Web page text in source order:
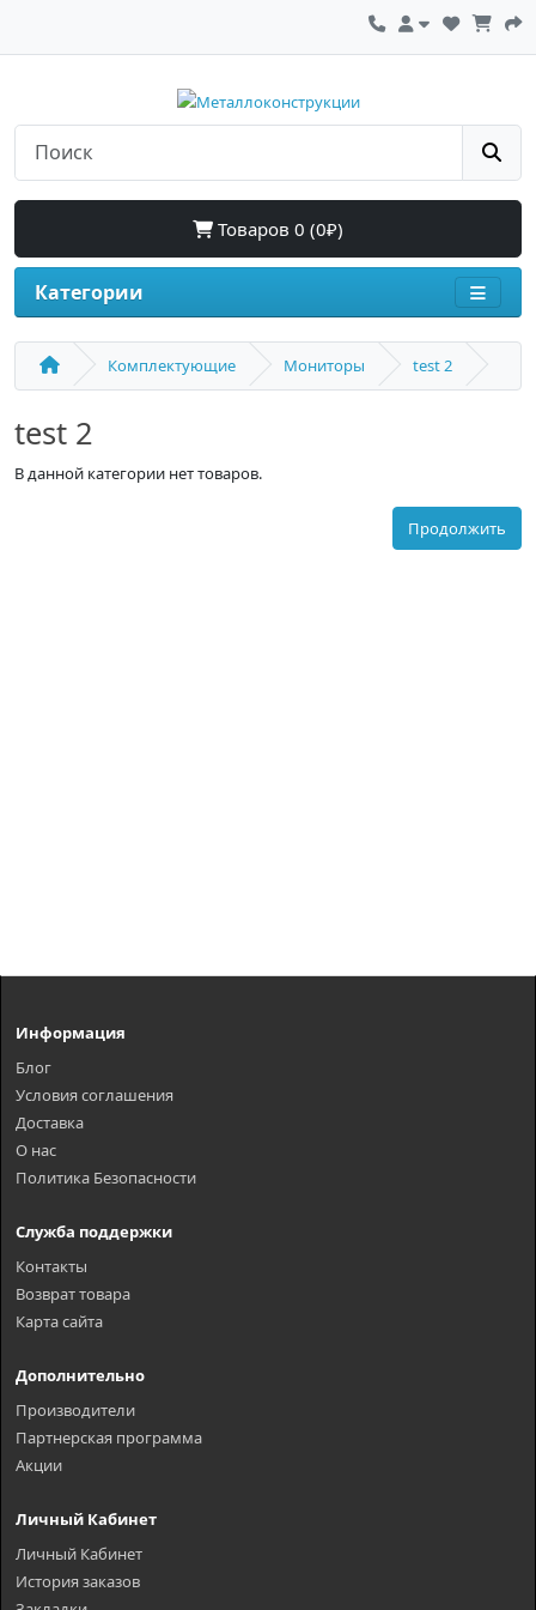
Товаров 0 (0₽)
Категории
Комплектующие Мониторы test 2
test 2
В данной категории нет товаров.
Продолжить
Информация
Блог
Условия соглашения
Доставка
О нас
Политика Безопасности
Служба поддержки
Контакты
Возврат товара
Карта сайта
Дополнительно
Производители
Партнерская программа
Акции
Личный Кабинет
Личный Кабинет
История заказов